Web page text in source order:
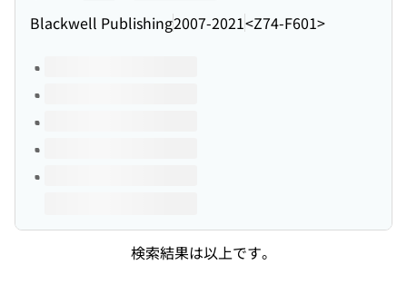
Blackwell Publishing2007-2021<Z74-F601>
このタイトルの巻号
検索結果は以上です。